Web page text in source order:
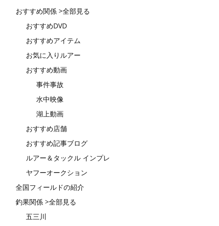
おすすめ関係 >全部見る
おすすめDVD
おすすめアイテム
お気に入りルアー
おすすめ動画
事件事故
水中映像
湖上動画
おすすめ店舗
おすすめ記事ブログ
ルアー＆タックル インプレ
ヤフーオークション
全国フィールドの紹介
釣果関係 >全部見る
五三川